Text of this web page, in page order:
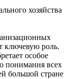
хозяйства
ключевую роль.
особое
понимания всех
большой стране